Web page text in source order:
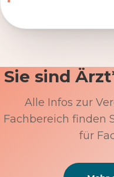
Sie sind
Alle Infos zur
Fachbereich finden
für